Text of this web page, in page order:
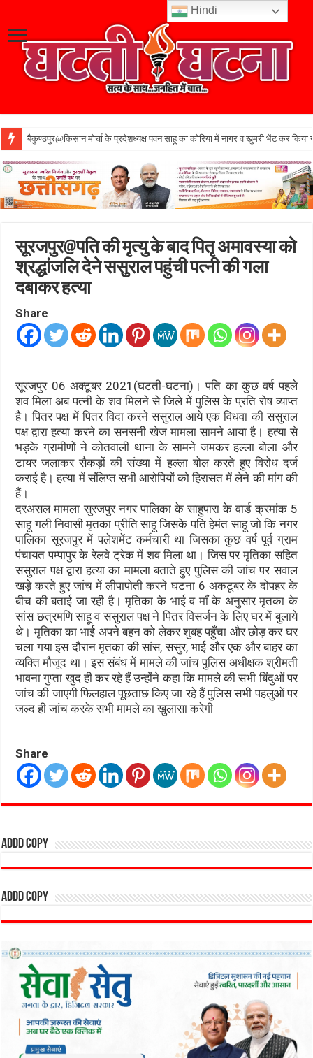
बैकुण्ठपुर@किसान मोर्चा के प्रदेशध्यक्ष पवन साहू का कोरिया में नागर व खुमरी भेंट कर किया
सूरजपुर@पति की मृत्यु के बाद पितृ अमावस्या को
श्रद्धांजलि देने ससुराल पहुंची पत्नी की गला
दबाकर हत्या
Share
सूरजपुर 06 अक्टूबर 2021(घटती-घटना)। पति का कुछ वर्ष पहले
शव मिला अब पत्नी के शव मिलने से जिले में पुलिस के प्रति रोष व्याप्त
है। पितर पक्ष में पितर विदा करने ससुराल आये एक विधवा की ससुराल
पक्ष द्वारा हत्या करने का सनसनी खेज मामला सामने आया है। हत्या से
भड़के ग्रामीणों ने कोतवाली थाना के सामने जमकर हल्ला बोला और
टायर जलाकर सैकड़ों की संख्या में हल्ला बोल करते हुए विरोध दर्ज
कराई है। हत्या में संलिप्त सभी आरोपियों को हिरासत में लेने की मांग की
हैं।
दरअसल मामला सुरजपुर नगर पालिका के साहुपारा के वार्ड क्रमांक 5
साहू गली निवासी मृतका प्रीति साहू जिसके पति हेमंत साहू जो कि नगर
पालिका सूरजपुर में पलेशमेंट कर्मचारी था जिसका कुछ वर्ष पूर्व ग्राम
पंचायत पम्पापुर के रेलवे ट्रेक में शव मिला था। जिस पर मृतिका सहित
ससुराल पक्ष द्वारा हत्या का मामला बताते हुए पुलिस की जांच पर सवाल
खड़े करते हुए जांच में लीपापोती करने घटना 6 अकटूबर के दोपहर के
बीच की बताई जा रही है। मृतिका के भाई व माँ के अनुसार मृतका के
सांस छत्रमणि साहू व ससुराल पक्ष ने पितर विसर्जन के लिए घर में बुलाये
थे। मृतिका का भाई अपने बहन को लेकर शुबह पहुँचा और छोड़ कर घर
चला गया इस दौरान मृतका की सांस, ससुर, भाई और एक और बाहर का
व्यक्ति मौजूद था। इस संबंध में मामले की जांच पुलिस अधीक्षक श्रीमती
भावना गुप्ता खुद ही कर रहे हैं उन्होंने कहा कि मामले की सभी बिंदुओं पर
जांच की जाएगी फिलहाल पूछताछ किए जा रहे हैं पुलिस सभी पहलुओं पर
जल्द ही जांच करके सभी मामले का खुलासा करेगी
Share
addd copy
addd copy
Hindi